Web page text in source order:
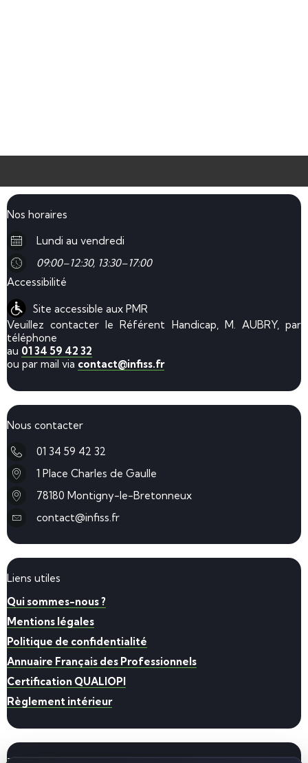
Nos horaires
Lundi au vendredi
09:00–12:30, 13:30–17:00
Accessibilité
Site accessible aux PMR
Veuillez contacter le Référent Handicap, M. AUBRY, par
téléphone
au 01 34 59 42 32
ou par mail via contact@infiss.fr
Nous contacter
01 34 59 42 32
1 Place Charles de Gaulle
78180 Montigny-le-Bretonneux
contact@infiss.fr
Liens utiles
Qui sommes-nous ?
Mentions légales
Politique de confidentialité
Annuaire Français des Professionnels
Certification QUALIOPI
Règlement intérieur